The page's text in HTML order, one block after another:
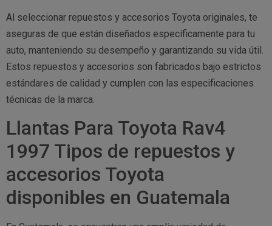
Al seleccionar repuestos y accesorios Toyota originales, te
aseguras de que están diseñados específicamente para tu
auto, manteniendo su desempeño y garantizando su vida útil.
Estos repuestos y accesorios son fabricados bajo estrictos
estándares de calidad y cumplen con las especificaciones
técnicas de la marca.
Llantas Para Toyota Rav4
1997 Tipos de repuestos y
accesorios Toyota
disponibles en Guatemala